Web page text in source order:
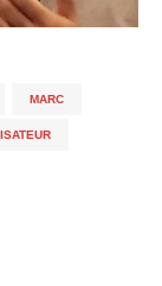
MARC